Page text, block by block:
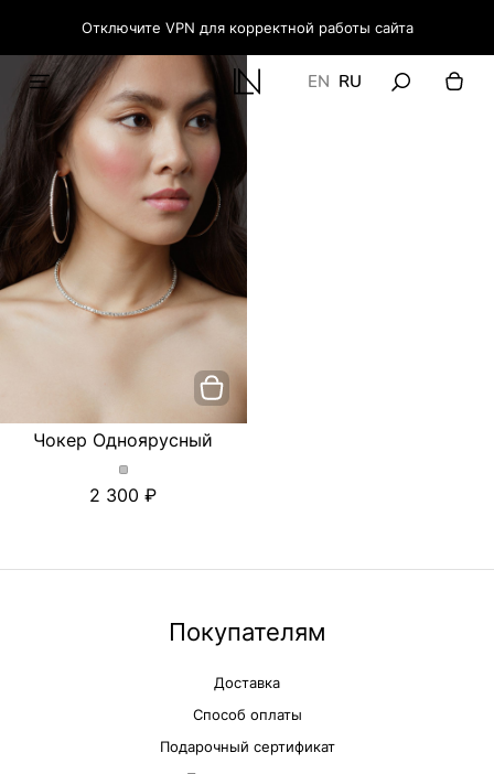
Отключите VPN для корректной работы сайта
EN RU
Чокер Одноярусный
Чокер
Одноярусный.
2 300
Покупателям
Доставка
Способ оплаты
Подарочный сертификат